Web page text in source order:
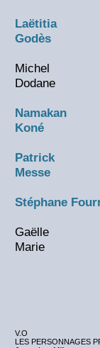
Laëtitia
Godès
Michel
Dodane
Namakan
Koné
Patrick
Messe
Stéphane
Gaëlle
Marie
V.O
LES PERSONNAGES